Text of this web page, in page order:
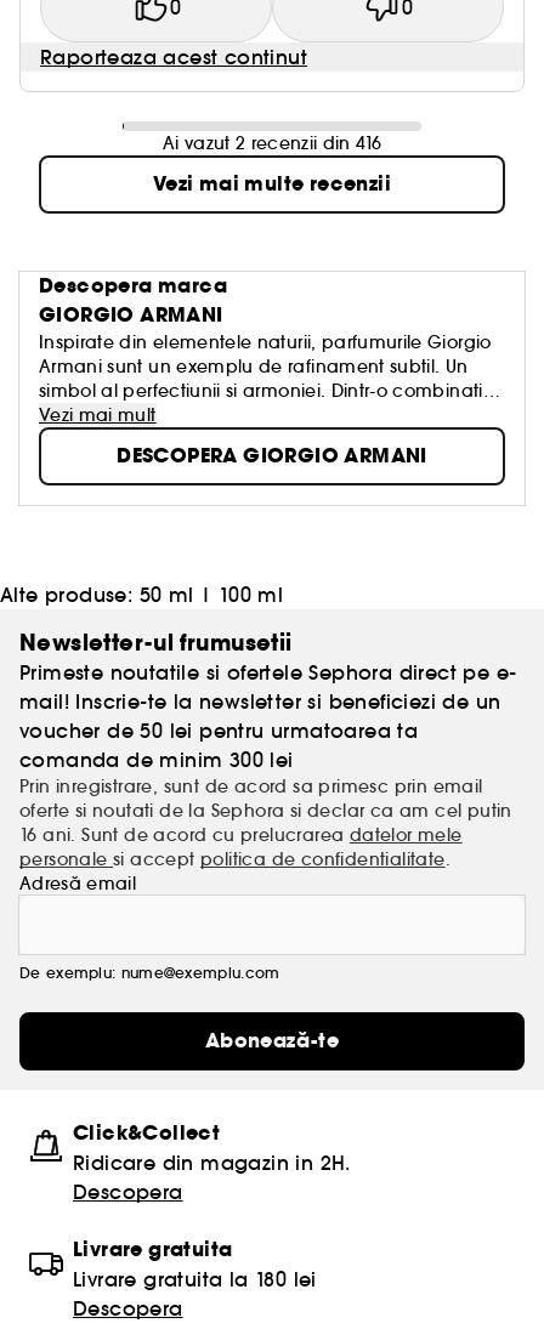
0 0
Raporteaza acest continut
Ai vazut 2 recenzii din 416
Vezi mai multe recenzii
Descopera marca
GIORGIO ARMANI
Inspirate din elementele naturii, parfumurile Giorgio
Armani sunt un exemplu de rafinament subtil. Un
simbol al perfectiunii si armoniei. Dintr-o combinatie
ingenioasa intre cele mai frumoase materii prime,
Giorgio Armani creeaza un parfum care este atat
atemporal si vibrant cat si fluid si simplu, la fel ca
viziunea sa in moda.
Vezi mai mult
DESCOPERA GIORGIO ARMANI
Alte produse: 50 ml | 100 ml
Newsletter-ul frumusetii
Primeste noutatile si ofertele Sephora direct pe e-
mail! Inscrie-te la newsletter si beneficiezi de un
voucher de 50 lei pentru urmatoarea ta
comanda de minim 300 lei
Prin inregistrare, sunt de acord sa primesc prin email
oferte si noutati de la Sephora si declar ca am cel putin
16 ani. Sunt de acord cu prelucrarea datelor mele
personalesi accept politica de confidentialitate.
Adresă email
De exemplu: nume@exemplu.com
Abonează-te
Click&Collect
Ridicare din magazin in 2H.
Descopera
Livrare gratuita
Livrare gratuita la 180 lei
Descopera